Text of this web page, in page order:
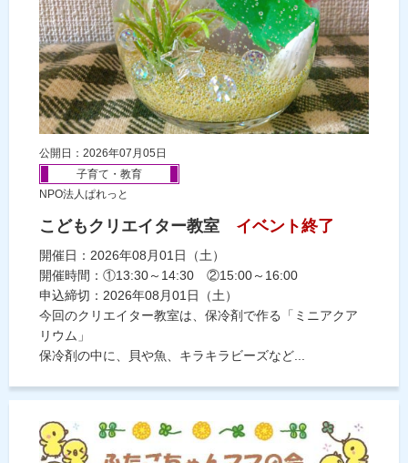
公開日：2026年07月05日
子育て・教育
NPO法人ぱれっと
こどもクリエイター教室 イベント終了
開催日：2026年08月01日（土）
開催時間：①13:30～14:30 ②15:00～16:00
申込締切：2026年08月01日（土）
今回のクリエイター教室は、保冷剤で作る「ミニアクア
リウム」
保冷剤の中に、貝や魚、キラキラビーズなど...